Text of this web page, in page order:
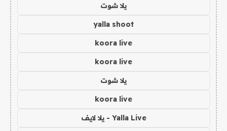
يلا شوت
yalla shoot
koora live
koora live
يلا شوت
koora live
Yalla Live - يلا لايف